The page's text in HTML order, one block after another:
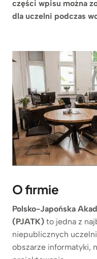
części wpisu można
dla uczelni podczas
O firmie
Polsko-Japońska
(PJATK) to jedna z
niepublicznych
obszarze informatyki,